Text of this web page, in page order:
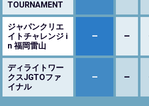
TOURNAMENT
ジャパンクリエ
イトチャレンジ i
n 福岡雷山
– –
ディライトワー
クスJGTOファ
イナル
– –